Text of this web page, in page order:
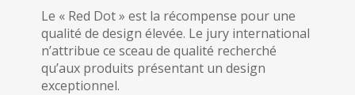
Le « Red Dot » est la récompense pour une
qualité de design élevée. Le jury international
n’attribue ce sceau de qualité recherché
qu’aux produits présentant un design
exceptionnel.